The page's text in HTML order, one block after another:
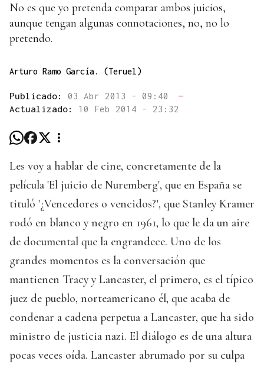
No es que yo pretenda comparar ambos juicios,
aunque tengan algunas connotaciones, no, no lo
pretendo.
Arturo Ramo García. (Teruel)
Publicado: 03 Abr 2013 - 09:40
—
Actualizado: 10 Feb 2014 - 23:32
Les voy a hablar de cine, concretamente de la
película 'El juicio de Nuremberg', que en España se
tituló '¿Vencedores o vencidos?', que Stanley Kramer
rodó en blanco y negro en 1961, lo que le da un aire
de documental que la engrandece. Uno de los
grandes momentos es la conversación que
mantienen Tracy y Lancaster, el primero, es el típico
juez de pueblo, norteamericano él, que acaba de
condenar a cadena perpetua a Lancaster, que ha sido
ministro de justicia nazi. El diálogo es de una altura
pocas veces oída. Lancaster abrumado por su culpa